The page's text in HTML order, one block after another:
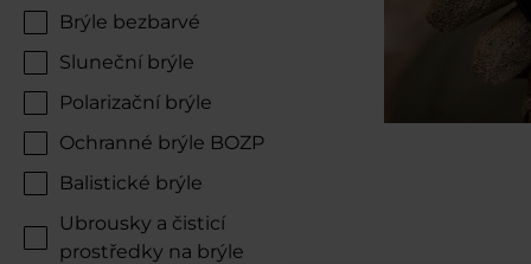
Brýle bezbarvé
Sluneční brýle
Polarizační brýle
Ochranné brýle BOZP
Balistické brýle
Ubrousky a čisticí
prostředky na brýle